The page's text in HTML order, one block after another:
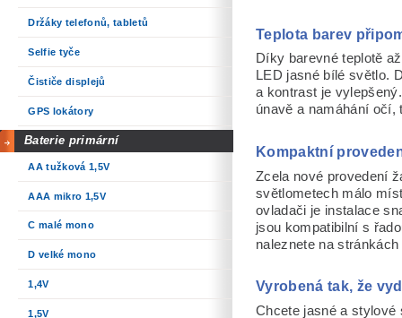
Držáky telefonů, tabletů
Selfie tyče
Čističe displejů
GPS lokátory
Baterie primární
AA tužková 1,5V
AAA mikro 1,5V
C malé mono
D velké mono
1,4V
1,5V
Teplota barev
Díky barevné teplotě
LED jasné bílé světlo.
a kontrast je
únavě a namáhání
Kompaktní
Zcela nové provedení
světlometech málo
ovladači je instalace
jsou kompatibilní s
naleznete na
Vyrobená tak, že
Chcete jasné a stylové